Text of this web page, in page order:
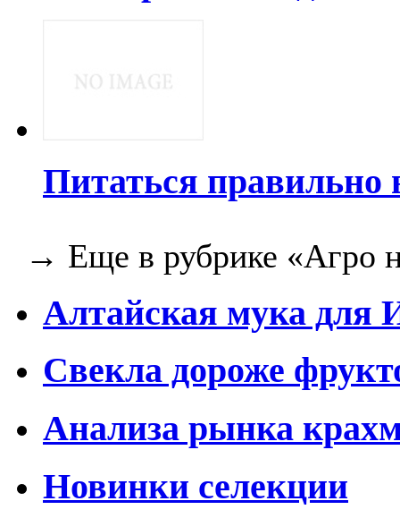
Питаться правильно
→ Еще в рубрике «Агро
Алтайская мука для
Свекла дороже
Анализа рынка
Новинки селекции